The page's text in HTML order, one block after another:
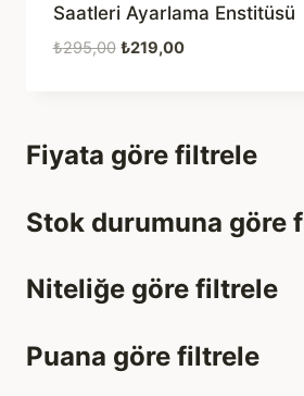
Saatleri Ayarlama Enstitüsü
₺295,00 Orijinal
₺219,00Şu
Fiyata göre filtrele
Stok durumuna göre
Niteliğe göre filtrele
Puana göre filtrele